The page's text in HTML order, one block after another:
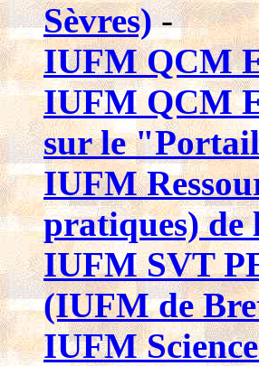
Sèvres)-
IUFM QCM
IUFM QCM
sur le
IUFM
pratiques)
IUFM SVT
(IUFM de
IUFM